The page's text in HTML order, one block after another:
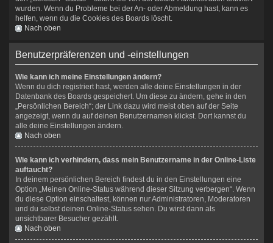
wurden. Wenn du Probleme bei der An- oder Abmeldung hast, kann es
helfen, wenn du die Cookies des Boards löscht.
Nach oben
Benutzerpräferenzen und -einstellungen
Wie kann ich meine Einstellungen ändern?
Wenn du dich registriert hast, werden alle deine Einstellungen in der
Datenbank des Boards gespeichert. Um diese zu ändern, gehe in den
„Persönlichen Bereich“; der Link dazu wird meist oben auf der Seite
angezeigt, wenn du auf deinen Benutzernamen klickst. Dort kannst du
alle deine Einstellungen ändern.
Nach oben
Wie kann ich verhindern, dass mein Benutzername in der Online-Liste
auftaucht?
In deinem persönlichen Bereich findest du in den Einstellungen eine
Option „Meinen Online-Status während dieser Sitzung verbergen“. Wenn
du diese Option einschaltest, können nur Administratoren, Moderatoren
und du selbst deinen Online-Status sehen. Du wirst dann als
unsichtbarer Besucher gezählt.
Nach oben